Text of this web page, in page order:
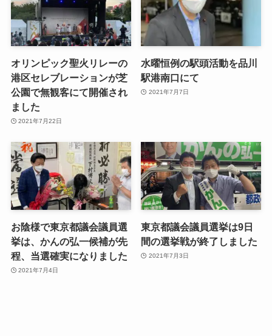
オリンピック聖火リレーの
港区セレブレーションが芝
公園で無観客にて開催され
ました
2021年7月22日
水曜恒例の駅頭活動を品川
駅港南口にて
2021年7月7日
お陰様で東京都議会議員選
挙は、かんの弘一候補が先
程、当選確実になりました
2021年7月4日
東京都議会議員選挙は9日
間の選挙戦が終了しました
2021年7月3日